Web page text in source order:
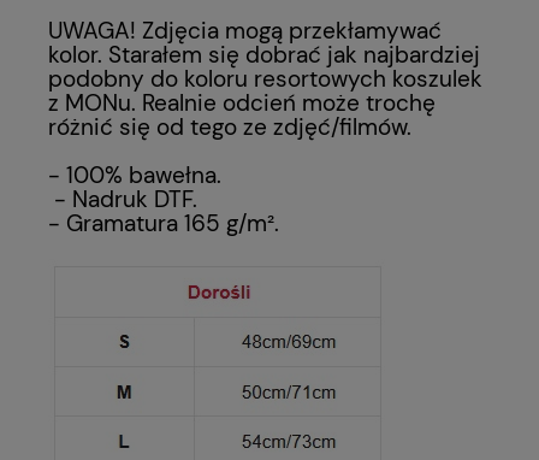
UWAGA! Zdjęcia mogą przekłamywać
kolor. Starałem się dobrać jak najbardziej
podobny do koloru resortowych koszulek
z MONu. Realnie odcień może trochę
różnić się od tego ze zdjęć/filmów.
- 100% bawełna.
- Nadruk DTF.
- Gramatura 165 g/m².